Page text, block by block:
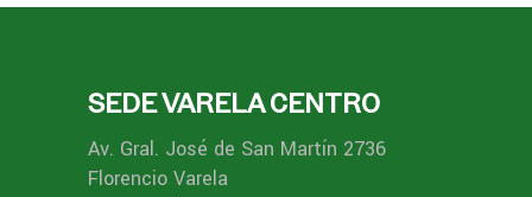
SEDE VARELA CENTRO
Av. Gral. José de San Martín 2736
Florencio Varela